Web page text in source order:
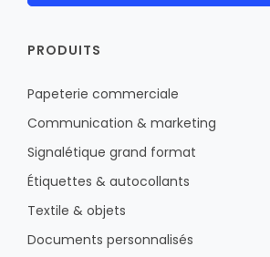
PRODUITS
Papeterie commerciale
Communication & marketing
Signalétique grand format
Étiquettes & autocollants
Textile & objets
Documents personnalisés